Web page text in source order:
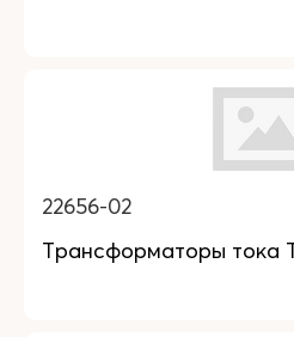
22656-02
Трансформаторы тока